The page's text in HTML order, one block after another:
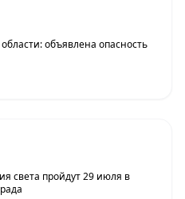
объявлена опасность
света пройдут 29 июля в